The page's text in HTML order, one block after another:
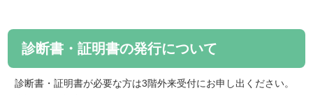
診断書・証明書の発行について
診断書・証明書が必要な方は3階外来受付にお申し出ください。